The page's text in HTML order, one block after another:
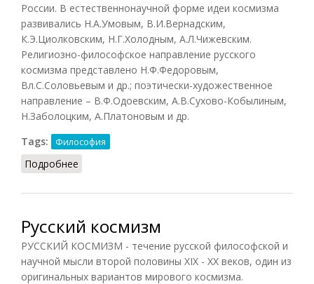
России. В естественнонаучной форме идеи космизма
развивались H.A.Умовым, В.И.Вернадским,
К.Э.Циолковским, Н.Г.Холодным, А.Л.Чижевским.
Религиозно-философское направление русского
космизма представлено Н.Ф.Федоровым,
Вл.С.Соловьевым и др.; поэтически-художественное
направление – В.Ф.Одоевским, А.В.Сухово-Кобылиным,
Н.Заболоцким, А.Платоновым и др.
Tags:
Философия
Подробнее
Русский космизм
РУССКИЙ КОСМИЗМ - течение русской философской и
научной мысли второй половины XIX - XX веков, один из
оригинальных вариантов мирового космизма.